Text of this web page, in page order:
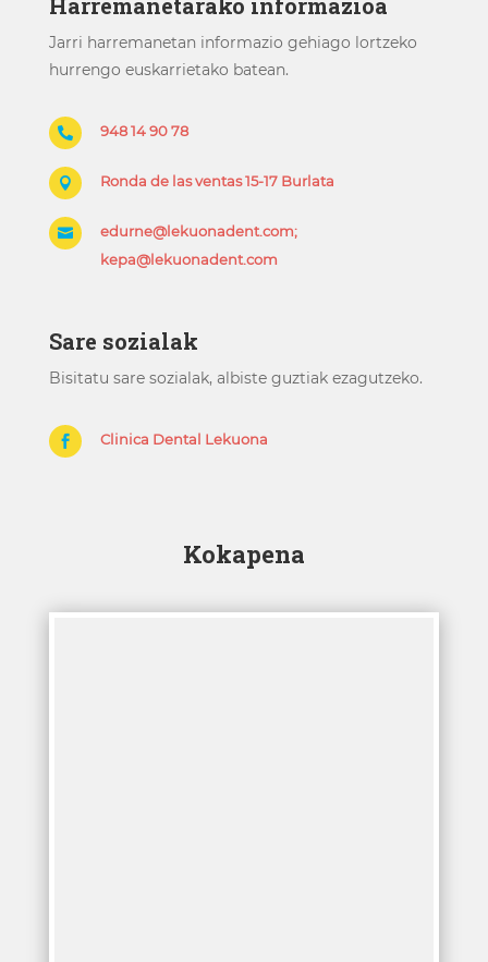
Jarri harremanetan informazio gehiago lortzeko
hurrengo euskarrietako batean.
 948 14 90 78
 Ronda de las ventas 15-17 Burlata

edurne@lekuonadent.com;
kepa@lekuonadent.com
Sare sozialak
Bisitatu sare sozialak, albiste guztiak ezagutzeko.
 Clinica Dental Lekuona
Kokapena